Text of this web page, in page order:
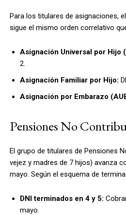
Para los titulares de asignaciones,
sigue el mismo orden correlativo
Asignación Universal por Hijo
2.
Asignación Familiar por Hijo:
Asignación por Embarazo
Pensiones No
El grupo de titulares de Pensiones
vejez y madres de 7 hijos) avanza
mayo. Según el esquema de
DNI terminados en 4 y 5:
mayo.